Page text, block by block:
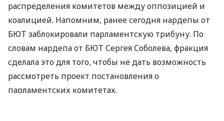
распределения комитетов между оппозицией и
коалицией. Напомним, ранее сегодня нардепы от
БЮТ заблокировали парламентскую трибуну. По
словам нардепа от БЮТ Сергея Соболева, фракция
сделала это для того, чтобы не дать возможность
рассмотреть проект постановления о
парламентских комитетах.